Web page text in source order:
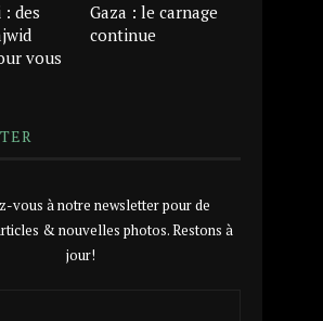
des
vous
Gaza : le carnage
continue
vous à notre newsletter pour de
& nouvelles photos. Restons à
jour!